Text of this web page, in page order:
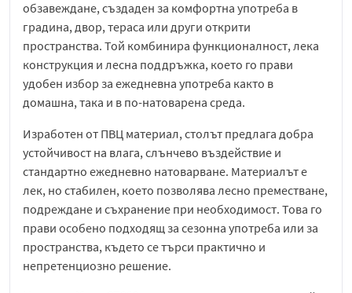
обзавеждане, създаден за комфортна употреба в
градина, двор, тераса или други открити
пространства. Той комбинира функционалност, лека
конструкция и лесна поддръжка, което го прави
удобен избор за ежедневна употреба както в
домашна, така и в по-натоварена среда.
Изработен от ПВЦ материал, столът предлага добра
устойчивост на влага, слънчево въздействие и
стандартно ежедневно натоварване. Материалът е
лек, но стабилен, което позволява лесно преместване,
подреждане и съхранение при необходимост. Това го
прави особено подходящ за сезонна употреба или за
пространства, където се търси практично и
непретенциозно решение.